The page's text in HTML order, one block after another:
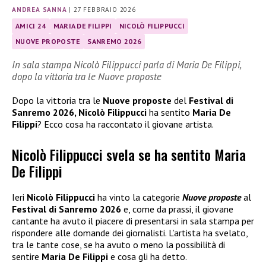
ANDREA SANNA | 27 FEBBRAIO 2026
AMICI 24 MARIA DE FILIPPI
NICOLÒ FILIPPUCCI
NUOVE PROPOSTE
SANREMO 2026
In sala stampa Nicolò Filippucci parla di Maria De Filippi,
dopo la vittoria tra le Nuove proposte
Dopo la vittoria tra le Nuove proposte del Festival di
Sanremo 2026, Nicolò Filippucci ha sentito Maria De
Filippi? Ecco cosa ha raccontato il giovane artista.
Nicolò Filippucci svela se ha sentito Maria
De Filippi
Ieri Nicolò Filippucci ha vinto la categorie Nuove proposteal
Festival di Sanremo 2026 e, come da prassi, il giovane
cantante ha avuto il piacere di presentarsi in sala stampa per
rispondere alle domande dei giornalisti. L’artista ha svelato,
tra le tante cose, se ha avuto o meno la possibilità di
sentire Maria De Filippi e cosa gli ha detto.